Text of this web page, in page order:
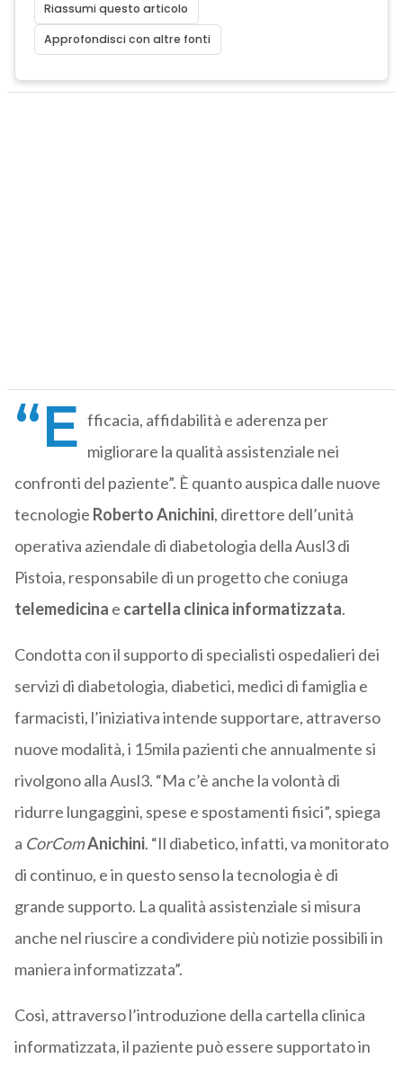
Riassumi questo articolo
Approfondisci con altre fonti
“E fficacia, affidabilità e aderenza per
migliorare la qualità assistenziale nei
confronti del paziente”. È quanto auspica dalle nuove
tecnologie Roberto Anichini, direttore dell’unità
operativa aziendale di diabetologia della Ausl3 di
Pistoia, responsabile di un progetto che coniuga
telemedicina e cartella clinica informatizzata.
Condotta con il supporto di specialisti ospedalieri dei
servizi di diabetologia, diabetici, medici di famiglia e
farmacisti, l’iniziativa intende supportare, attraverso
nuove modalità, i 15mila pazienti che annualmente si
rivolgono alla Ausl3. “Ma c’è anche la volontà di
ridurre lungaggini, spese e spostamenti fisici”, spiega
a CorComAnichini. “Il diabetico, infatti, va monitorato
di continuo, e in questo senso la tecnologia è di
grande supporto. La qualità assistenziale si misura
anche nel riuscire a condividere più notizie possibili in
maniera informatizzata”.
Così, attraverso l’introduzione della cartella clinica
informatizzata, il paziente può essere supportato in